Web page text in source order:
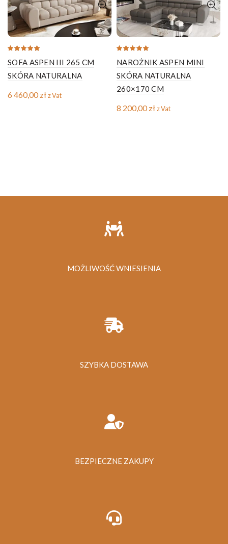
SOFA ASPEN III 265 CM
SKÓRA NATURALNA
6 460,00złz Vat
NAROŻNIK ASPEN MINI
SKÓRA NATURALNA
260×170 CM
8 200,00złz Vat
MOŻLIWOŚĆ WNIESIENIA
SZYBKA DOSTAWA
BEZPIECZNE ZAKUPY